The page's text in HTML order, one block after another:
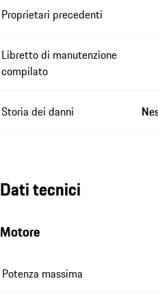
Proprietari precedenti
Libretto di manutenzione
compilato
Storia dei danni
Dati tecnici
Motore
Potenza massima